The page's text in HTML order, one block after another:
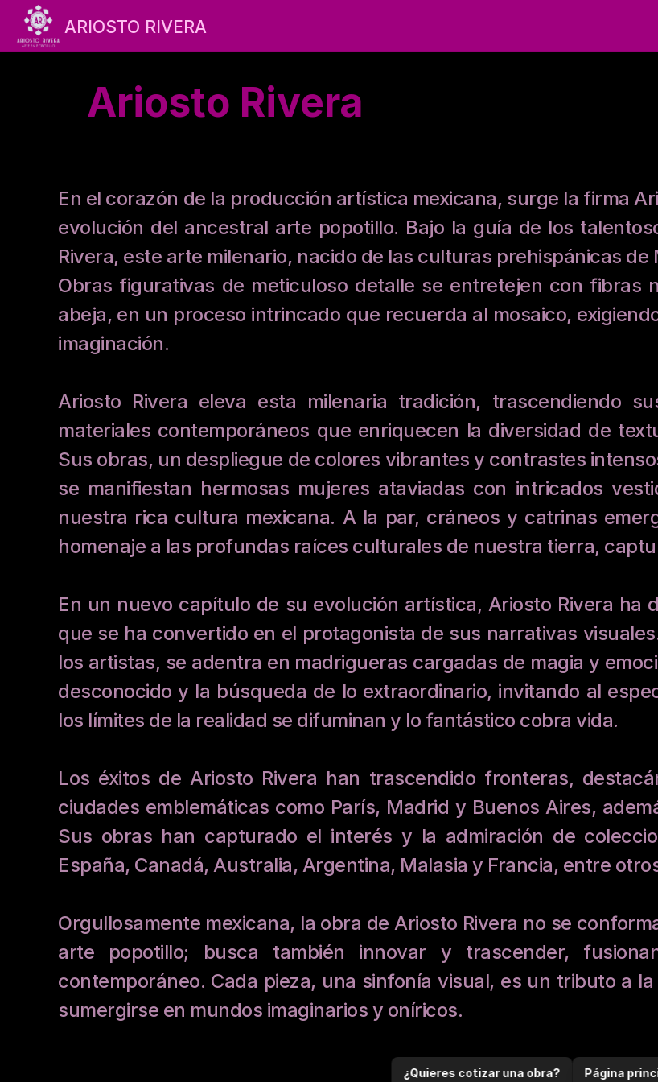
ARIOSTO RIVERA
Ariosto Rivera
En el corazón de la producción artística mexicana, surge la firma
evolución del ancestral arte popotillo. Bajo la guía de los
Rivera, este arte milenario, nacido de las culturas prehispánicas
Obras figurativas de meticuloso detalle se entretejen con fibras
abeja, en un proceso intrincado que recuerda al mosaico,
imaginación.
Ariosto Rivera eleva esta milenaria tradición, trascendiendo
materiales contemporáneos que enriquecen la diversidad de
Sus obras, un despliegue de colores vibrantes y contrastes
se manifiestan hermosas mujeres ataviadas con intricados
nuestra rica cultura mexicana. A la par, cráneos y catrinas
homenaje a las profundas raíces culturales de nuestra tierra,
En un nuevo capítulo de su evolución artística, Ariosto Rivera ha
que se ha convertido en el protagonista de sus narrativas
los artistas, se adentra en madrigueras cargadas de magia y
desconocido y la búsqueda de lo extraordinario, invitando al
los límites de la realidad se difuminan y lo fantástico cobra vida.
Los éxitos de Ariosto Rivera han trascendido fronteras,
ciudades emblemáticas como París, Madrid y Buenos Aires,
Sus obras han capturado el interés y la admiración de
España, Canadá, Australia, Argentina, Malasia y Francia, entre
Orgullosamente mexicana, la obra de Ariosto Rivera no se
arte popotillo; busca también innovar y trascender,
contemporáneo. Cada pieza, una sinfonía visual, es un tributo a
sumergirse en mundos imaginarios y oníricos.
¿Quieres cotizar una obra? Página